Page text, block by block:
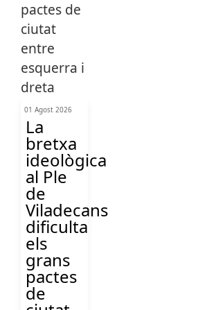
01 Agost 2026
La
bretxa
ideològica
al Ple
de
Viladecans
dificulta
els
grans
pactes
de